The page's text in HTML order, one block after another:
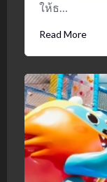
ให้ธ…
Read More